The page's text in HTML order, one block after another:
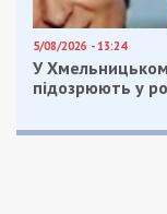
5/08/2026 - 13:24
У
підозрюють у